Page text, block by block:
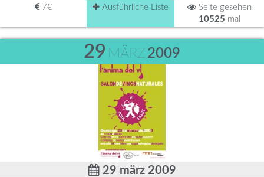
7€ Ausführliche Liste
Seite gesehen
10525 mal
29 MÄRZ 2009
29 märz 2009